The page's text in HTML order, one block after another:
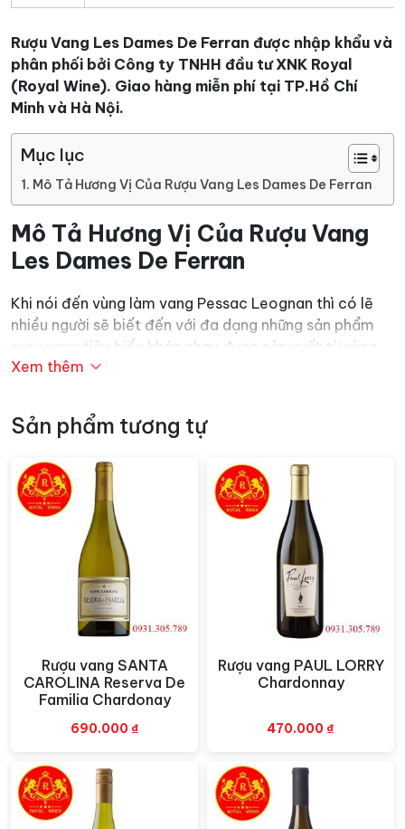
Rượu Vang Les Dames De Ferran được nhập khẩu và
phân phối bởi Công ty TNHH đầu tư XNK Royal
(Royal Wine). Giao hàng miễn phí tại TP.Hồ Chí
Minh và Hà Nội.
Mục lục
Mô Tả Hương Vị Của Rượu Vang Les Dames De Ferran
Mô Tả Hương Vị Của Rượu Vang
Les Dames De Ferran
Khi nói đến vùng làm vang Pessac Leognan thì có lẽ
nhiều người sẽ biết đến với đa dạng những sản phẩm
rượu vang
tiêu biểu khác nhau được sản xuất từ vùng
làm rượu này. Và chai vang trắng này cũng vậy, chúng
của vùng sản xuất rượu vang được nhiều người yêu mến
cũng như lựa chọn. Được trưởng thành từ sự kết hợp
liệu cơ bản làm nên rượu vang. Chai vang này đã có
được thứ hương thơm đầy tươi mát của nho. Ngoài ra
chúng còn hiện hữu hương thơm của một số trái cây
khác nữa như táo, lê hay bưởi.
Màu sắc:Rượu vang có
màu vàng cam ảo diệu.
hương vị của chúng đậm sâu trong long một
cách dai dẳng và bền chặt.
Kết hợp món ăn:cá, tôm, hải sản các loại
Phục vụ:Nhiệt độ tuyệt vời nhất để thưởng thức rượu
hệ theo số hotline sau:
Tại TP.HCM: 78/k10 Cộng Hòa, P.4, Quận Tân Bình
Xem thêm
Sản phẩm tương tự
Xem nhanh
Rượu vang SANTA
CAROLINA Reserva De
Familia Chardonay
690.000 ₫
Xem nhanh
Rượu vang PAUL LORRY
Chardonnay
470.000 ₫